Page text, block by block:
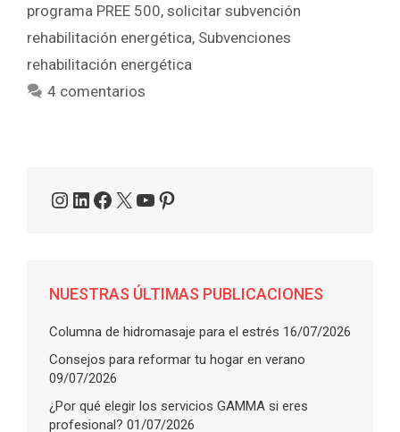
programa PREE 500, solicitar subvención
rehabilitación energética, Subvenciones
rehabilitación energética
4 comentarios
Instagram
LinkedIn
Facebook
X YouTube
Pinterest
NUESTRAS ÚLTIMAS PUBLICACIONES
Columna de hidromasaje para el estrés 16/07/2026
Consejos para reformar tu hogar en verano
09/07/2026
¿Por qué elegir los servicios GAMMA si eres
profesional? 01/07/2026